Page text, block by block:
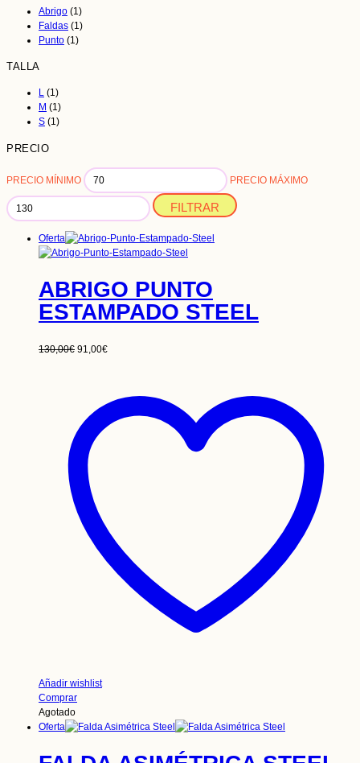
Abrigo (1)
Faldas (1)
Punto (1)
TALLA
L (1)
M (1)
S (1)
PRECIO
PRECIO MÍNIMO PRECIO MÁXIMO
FILTRAR
Oferta
ABRIGO PUNTO
ESTAMPADO STEEL
130,00€ 91,00€
Añadir wishlist
Comprar
Agotado
Oferta